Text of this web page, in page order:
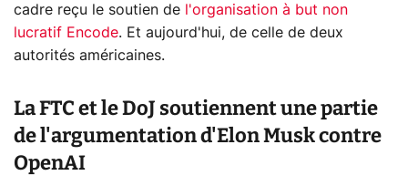
cadre reçu le soutien de
l'organisation à but non
lucratif Encode. Et aujourd'hui, de celle de deux
autorités américaines.
La FTC et le DoJ soutiennent une partie
de l'argumentation d'Elon Musk contre
OpenAI